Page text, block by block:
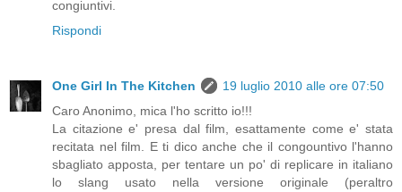
congiuntivi.
Rispondi
One Girl In The Kitchen
19 luglio 2010 alle ore 07:50
Caro Anonimo, mica l'ho scritto io!!!
La citazione e' presa dal film, esattamente come e' stata
recitata nel film. E ti dico anche che il congountivo l'hanno
sbagliato apposta, per tentare un po' di replicare in italiano
lo slang usato nella versione originale (peraltro